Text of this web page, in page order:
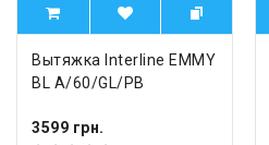
Вытяжка Interline EMMY
BL A/60/GL/PB
3599 грн.